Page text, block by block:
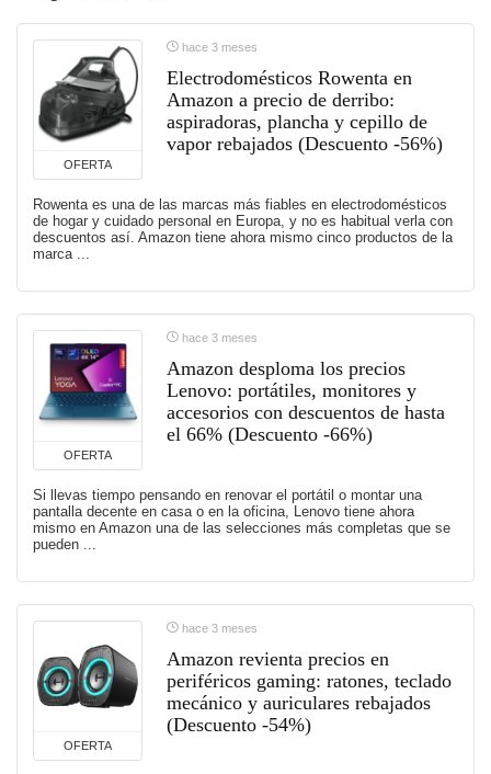
OFERTA
hace 3 meses
Electrodomésticos Rowenta en
Amazon a precio de derribo:
aspiradoras, plancha y cepillo de
vapor rebajados (Descuento -56%)
Rowenta es una de las marcas más fiables en electrodomésticos
de hogar y cuidado personal en Europa, y no es habitual verla con
descuentos así. Amazon tiene ahora mismo cinco productos de la
marca ...
OFERTA
hace 3 meses
Amazon desploma los precios
Lenovo: portátiles, monitores y
accesorios con descuentos de hasta
el 66% (Descuento -66%)
Si llevas tiempo pensando en renovar el portátil o montar una
pantalla decente en casa o en la oficina, Lenovo tiene ahora
mismo en Amazon una de las selecciones más completas que se
pueden ...
OFERTA
hace 3 meses
Amazon revienta precios en
periféricos gaming: ratones, teclado
mecánico y auriculares rebajados
(Descuento -54%)